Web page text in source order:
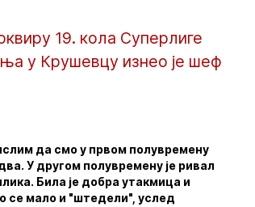
19. кола Суперлиге
у Крушевцу изнео је шеф
да смо у првом полувремену
У другом полувремену је ривал
Била је добра утакмица и
се мало и "штедели", услед